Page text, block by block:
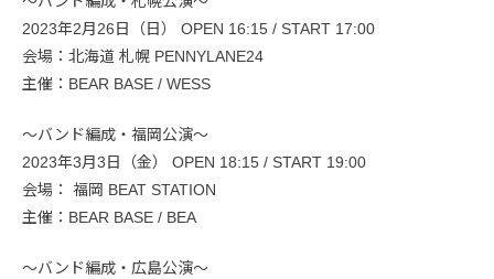
2023年2月26日（日） OPEN 16:15 / START 17:00
会場：北海道 札幌 PENNYLANE24
主催：BEAR BASE / WESS
〜バンド編成・福岡公演〜
2023年3月3日（金） OPEN 18:15 / START 19:00
会場： 福岡 BEAT STATION
主催：BEAR BASE / BEA
〜バンド編成・広島公演〜